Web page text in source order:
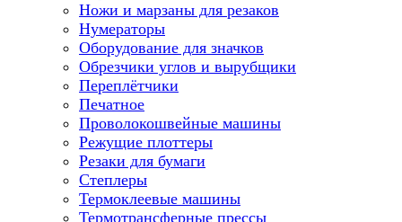
Ножи и марзаны для резаков
Нумераторы
Оборудование для значков
Обрезчики углов и вырубщики
Переплётчики
Печатное
Проволокошвейные машины
Режущие плоттеры
Резаки для бумаги
Степлеры
Термоклеевые машины
Термотрансферные прессы